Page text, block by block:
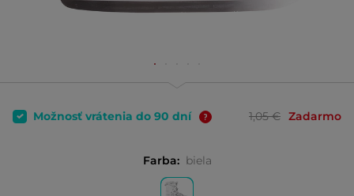
Možnosť vrátenia do 90 dní 1,05 € Zadarmo
Farba: biela